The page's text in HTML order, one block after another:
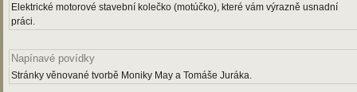
Elektrické motorové stavební kolečko (motúčko), které vám výrazně usnadní
práci.
Napínavé povídky
Stránky věnované tvorbě Moniky May a Tomáše Juráka.